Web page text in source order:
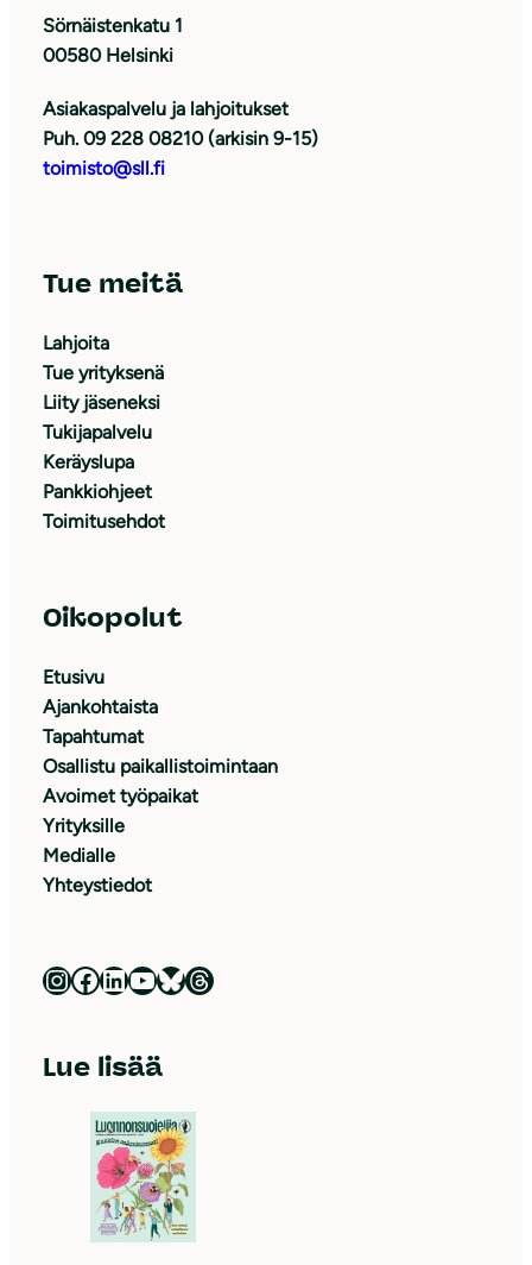
Sörnäistenkatu 1
00580 Helsinki
Asiakaspalvelu ja lahjoitukset
Puh. 09 228 08210 (arkisin 9-15)
toimisto@sll.fi
Tue meitä
Lahjoita
Tue yrityksenä
Liity jäseneksi
Tukijapalvelu
Keräyslupa
Pankkiohjeet
Toimitusehdot
Oikopolut
Etusivu
Ajankohtaista
Tapahtumat
Osallistu paikallistoimintaan
Avoimet työpaikat
Yrityksille
Medialle
Yhteystiedot
Luonnonsuojeluliitto Instagramissa Luonnonsuojeluliitto Facebookissa Luonnonsuojeluliitto LinkedInissä Luonnonsuojeluliiton YouTube-kanava Luonnonsuojeluliitto Blueskyssa Luonnonsuojeluliitto Threadsissa
Lue lisää